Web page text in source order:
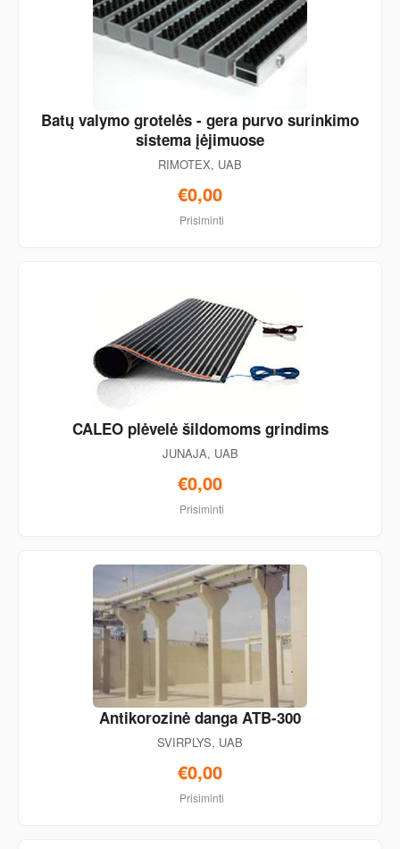
Batų valymo grotelės - gera purvo surinkimo
sistema įėjimuose
RIMOTEX, UAB
€0,00
Prisiminti
CALEO plėvelė šildomoms grindims
JUNAJA, UAB
€0,00
Prisiminti
Antikorozinė danga ATB-300
SVIRPLYS, UAB
€0,00
Prisiminti